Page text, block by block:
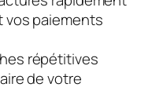
vos paiements
répétitives
de votre